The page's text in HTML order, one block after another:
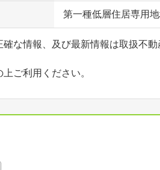
第一種低層住居専用
な情報、及び最新情報は取扱不
ご利用ください。